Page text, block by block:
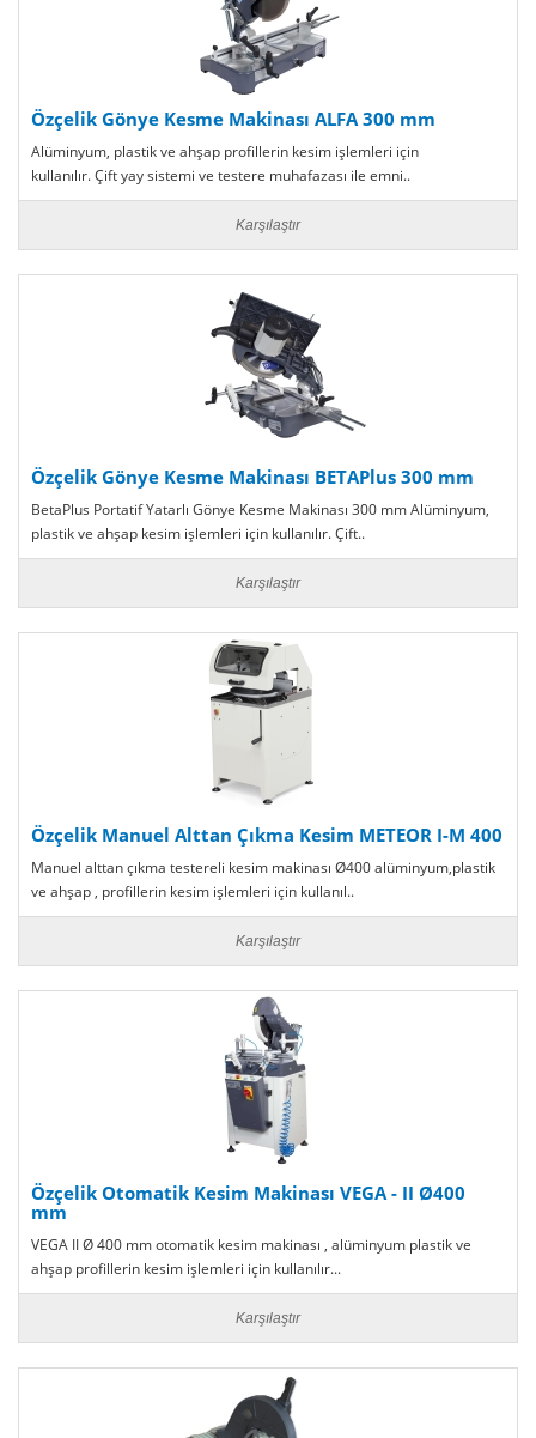
Özçelik Gönye Kesme Makinası ALFA 300 mm
Alüminyum, plastik ve ahşap profillerin kesim işlemleri için
kullanılır. Çift yay sistemi ve testere muhafazası ile emni..
Karşılaştır
Özçelik Gönye Kesme Makinası BETAPlus 300 mm
BetaPlus Portatif Yatarlı Gönye Kesme Makinası 300 mm Alüminyum,
plastik ve ahşap kesim işlemleri için kullanılır. Çift..
Karşılaştır
Özçelik Manuel Alttan Çıkma Kesim METEOR I-M 400
Manuel alttan çıkma testereli kesim makinası Ø400 alüminyum,plastik
ve ahşap , profillerin kesim işlemleri için kullanıl..
Karşılaştır
Özçelik Otomatik Kesim Makinası VEGA - II Ø400
mm
VEGA II Ø 400 mm otomatik kesim makinası , alüminyum plastik ve
ahşap profillerin kesim işlemleri için kullanılır...
Karşılaştır